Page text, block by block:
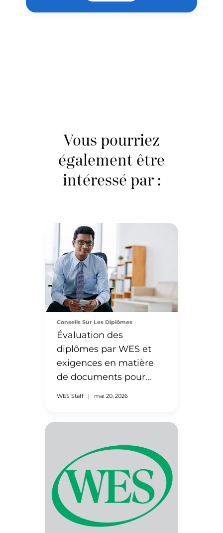
Vous pourriez
également être
intéressé par :
Conseils Sur Les Diplômes
Évaluation des
diplômes par WES et
exigences en matière
de documents pour
l’Inde
WES Staff | mai 20, 2026